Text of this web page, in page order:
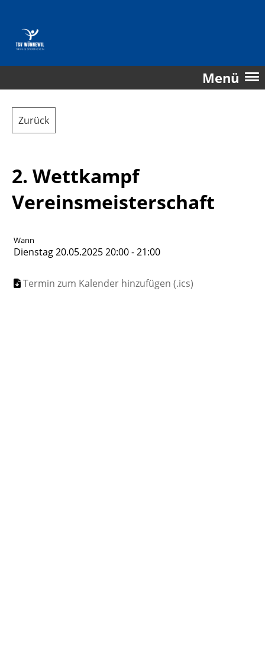
Menü
Zurück
2. Wettkampf
Vereinsmeisterschaft
Wann
Dienstag 20.05.2025 20:00 - 21:00
Termin zum Kalender hinzufügen (.ics)